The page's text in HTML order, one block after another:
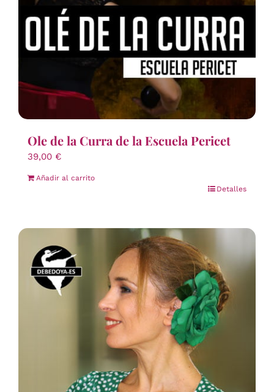
Ole de la Curra de la Escuela Pericet
39,00 €
Añadir al carrito
Detalles